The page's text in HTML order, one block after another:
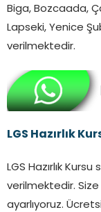
Biga, Bozcaada,
Lapseki, Yenice
verilmektedir.
LGS Hazırlık
LGS Hazırlık
verilmektedir. Size
ayarlıyoruz.